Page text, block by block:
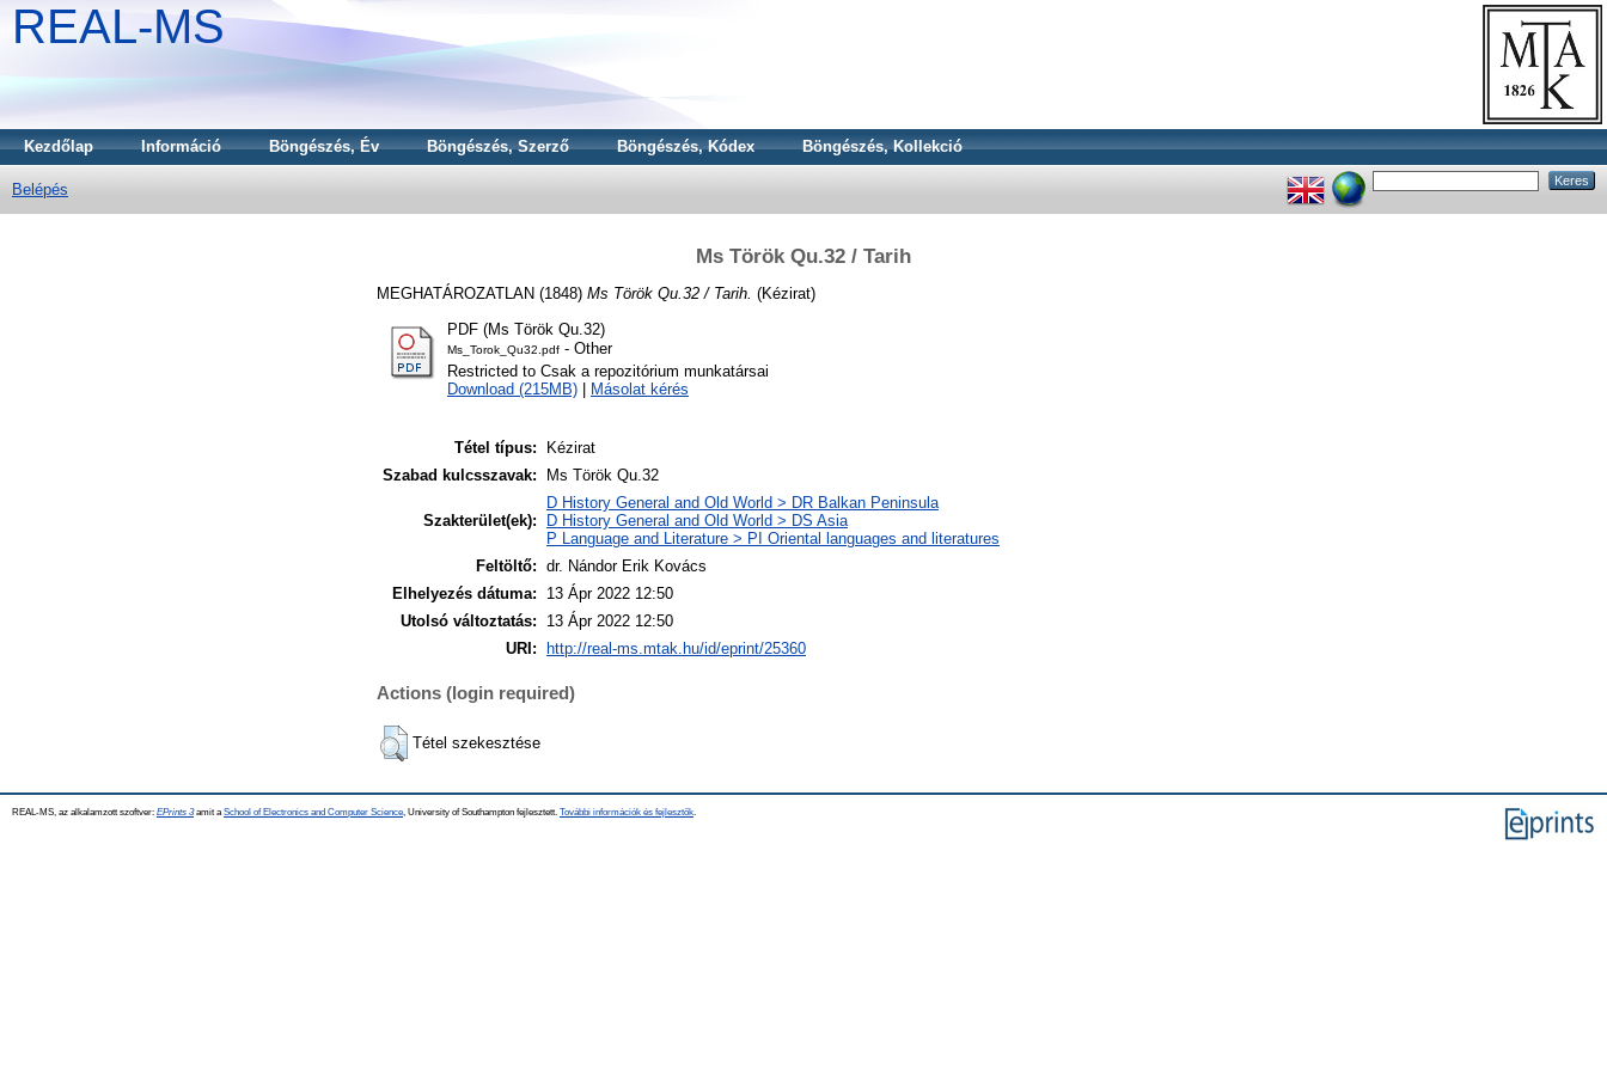
REAL-MS
Kezdőlap Információ Böngészés, Év Böngészés, Szerző Böngészés, Kódex Böngészés, Kollekció
Belépés
Ms Török Qu.32 / Tarih
MEGHATÁROZATLAN (1848) Ms Török Qu.32 / Tarih. (Kézirat)
PDF (Ms Török Qu.32)
Ms_Torok_Qu32.pdf - Other
Restricted to Csak a repozitórium munkatársai
Download (215MB)
Másolat kérés
Tétel típus:
Kézirat
Szabad kulcsszavak:
Ms Török Qu.32
Szakterület(ek):
D History General and Old World > DR Balkan Peninsula
D History General and Old World > DS Asia
P Language and Literature > PI Oriental languages and literatures
Feltöltő: dr. Nándor Erik Kovács
Elhelyezés dátuma:
13 Ápr 2022 12:50
Utolsó változtatás:
13 Ápr 2022 12:50
URI:
http://real-ms.mtak.hu/id/eprint/25360
Actions (login required)
Tétel szekesztése
REAL-MS, az alkalamzott szoftver: EPrints 3amit a School of Electronics and Computer Science , University of Southampton fejlesztett. További információk és fejlesztők